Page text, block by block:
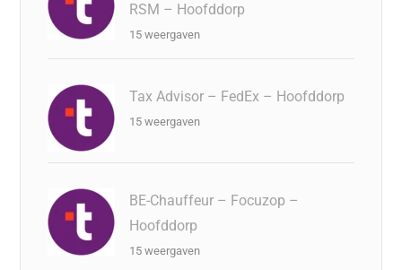
RSM – Hoofddorp
15 weergaven
Tax Advisor – FedEx – Hoofddorp
15 weergaven
BE-Chauffeur – Focuzop –
Hoofddorp
15 weergaven